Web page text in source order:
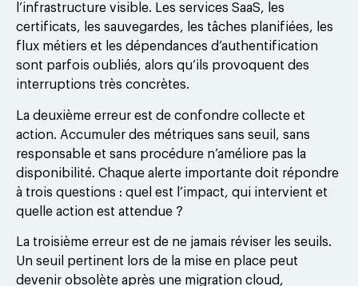
l’infrastructure visible. Les services SaaS, les
certificats, les sauvegardes, les tâches planifiées, les
flux métiers et les dépendances d’authentification
sont parfois oubliés, alors qu’ils provoquent des
interruptions très concrètes.
La deuxième erreur est de confondre collecte et
action. Accumuler des métriques sans seuil, sans
responsable et sans procédure n’améliore pas la
disponibilité. Chaque alerte importante doit répondre
à trois questions : quel est l’impact, qui intervient et
quelle action est attendue ?
La troisième erreur est de ne jamais réviser les seuils.
Un seuil pertinent lors de la mise en place peut
devenir obsolète après une migration cloud,